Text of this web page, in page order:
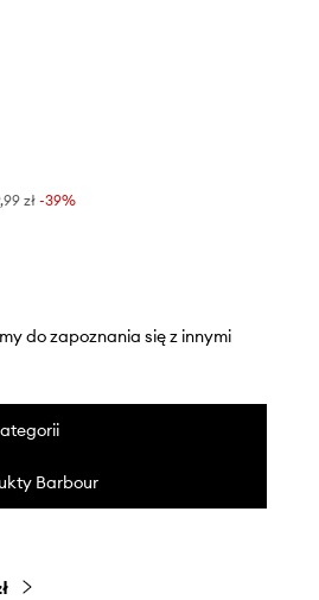
zł -39%
do zapoznania się z innymi
Barbour